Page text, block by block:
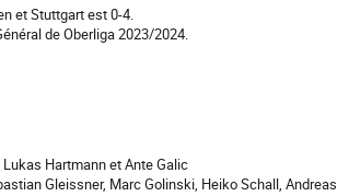
et Stuttgart est 0-4.
de Oberliga 2023/2024.
Hartmann et Ante Galic
Gleissner, Marc Golinski, Heiko Schall, Andreas